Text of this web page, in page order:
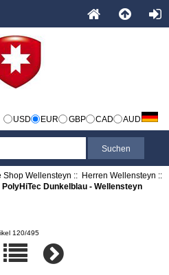
USD EUR GBP CAD AUD
Shop Wellensteyn :: Herren Wellensteyn ::
Dunkelblau - Wellensteyn
120/495